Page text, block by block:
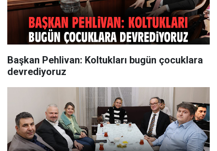
Başkan Pehlivan: Koltukları bugün çocuklara
devrediyoruz